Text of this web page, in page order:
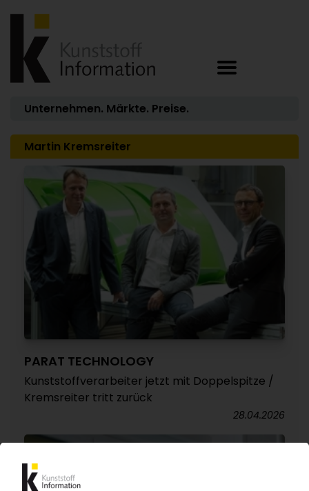
Unternehmen. Märkte. Preise.
Martin Kremsreiter
PARAT TECHNOLOGY
Kunststoffverarbeiter jetzt mit Doppelspitze /
Kremsreiter tritt zurück
28.04.2026